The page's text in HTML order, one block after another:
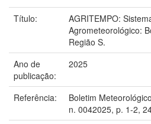
Título:
AGRITEMPO:
Agrometeorológico:
Região S.
Ano de
publicação:
2025
Referência:
Boletim
n. 0042025, p. 1-2,